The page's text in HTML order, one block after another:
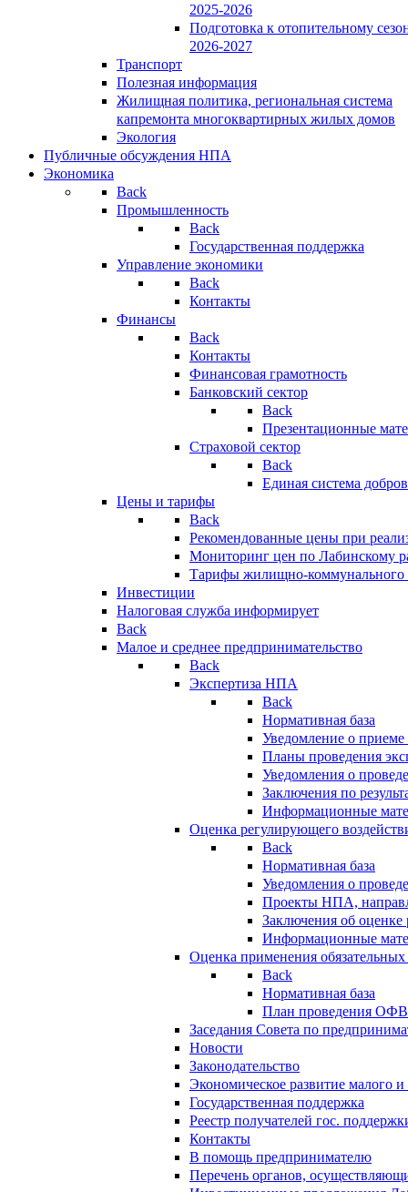
2025-2026
Подготовка к отопительному
2026-2027
Транспорт
Полезная информация
Жилищная политика, региональная система
капремонта многоквартирных жилых домов
Экология
Публичные обсуждения НПА
Экономика
Back
Промышленность
Back
Государственная поддержка
Управление экономики
Back
Контакты
Финансы
Back
Контакты
Финансовая грамотность
Банковский сектор
Back
Презентационные
Страховой сектор
Back
Единая система
Цены и тарифы
Back
Рекомендованные цены при
Мониторинг цен по Лабинскому
Тарифы жилищно-коммунального
Инвестиции
Налоговая служба информирует
Back
Малое и среднее предпринимательство
Back
Экспертиза НПА
Back
Нормативная база
Уведомление о
Планы проведения
Уведомления о
Заключения по
Информационные
Оценка регулирующего
Back
Нормативная база
Уведомления о
Проекты НПА,
Заключения об
Информационные
Оценка применения
Back
Нормативная база
План проведения
Заседания Совета по
Новости
Законодательство
Экономическое развитие малого и
Государственная поддержка
Реестр получателей гос.
Контакты
В помощь предпринимателю
Перечень органов,